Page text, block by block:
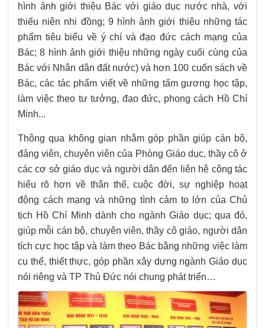
hình ảnh giới thiệu Bác với giáo dục nước nhà, với
thiếu niên nhi đồng; 9 hình ảnh giới thiệu những tác
phẩm tiêu biểu về ý chí và đạo đức cách mạng của
Bác; 8 hình ảnh giới thiệu những ngày cuối cùng của
Bác với Nhân dân đất nước) và hơn 100 cuốn sách về
Bác, các tác phẩm viết về những tấm gương học tập,
làm việc theo tư tưởng, đạo đức, phong cách Hồ Chí
Minh...
Thông qua không gian nhằm góp phần giúp cán bộ,
đảng viên, chuyên viên của Phòng Giáo dục, thầy cô ở
các cơ sở giáo dục và người dân đến liên hệ công tác
hiểu rõ hơn về thân thế, cuộc đời, sự nghiệp hoạt
động cách mạng và những tình cảm to lớn của Chủ
tịch Hồ Chí Minh dành cho ngành Giáo dục; qua đó,
giúp mỗi cán bộ, chuyên viên, thầy cô giáo, người dân
tích cực học tập và làm theo Bác bằng những việc làm
cụ thể, thiết thực, góp phần xây dựng ngành Giáo dục
nói riêng và TP Thủ Đức nói chung phát triển…